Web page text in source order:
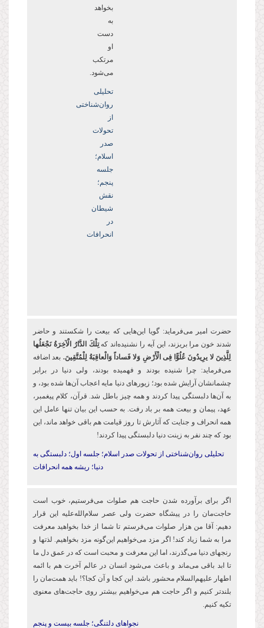
بخواهد
به
دست
او
مرتکب
میشود.
تحلیلی
روان‌شناختی
از
تحولات
صدر
اسلام؛
جلسه
پنجم؛
نقش
شیطان
در
انحرافات
حضرت امیر می‌فرماید: گویا اینهایی که بیعت را شکستند و حاضر
شدند خون مرا بریزند، این آیه را نشنیدهاند کهتِلْكَ الدَّارُ الْآخِرَةُ نَجْعَلُها
لِلَّذِینَ لا یرِیدُونَ عُلُوًّا فِی الْأَرْضِ وَلا فَساداً وَالْعاقِبَةُ لِلْمُتَّقِینَ. بعد اضافه
می‌فرماید: چرا شنیده بودند و فهمیده بودند، ولی دنیا در برابر
چشمانشان آرایش شده بود؛ زیورهای دنیا مایه اعجاب آنها شدهبود، و
به آنها دلبستگی پیدا کردند و همه چیز باطل شد. قرآن، کلام پیغمبر،
عهد، پیمان و بیعت همه بر باد رفت. به حسب این بیان تنها عامل این
همه انحراف و جنایت که آثارش تا روز قیامت هم باقی خواهد ماند، این
بود که چند نفر به زینت دنیا دلبستگی پیدا کردند!
تحلیلی روان‌شناختی از تحولات صدر اسلام؛ جلسه اول؛ دلبستگی به
دنیا؛ ریشه همه انحرافات
اگر برای برآورده شدن حاجت هم صلوات می‌فرستیم، خوب است
حاجت‌مان را در پیشگاه حضرت ولی عصر سلام‌الله‌علیه این قرار
دهیم: آقا من هزار صلوات می‌فرستم تا شما از خدا بخواهید معرفت
مرا به شما زیاد کند! اگر مزد می‌خواهیم این‌گونه مزد بخواهیم. لذتها و
رنجهای دنیا می‌گذرند، اما این معرفت و محبت است که در عمق دل ما
تا ابد باقی می‌ماند و باعث می‌شود انسان در عالم آخرت هم با ائمه
اطهار علیهم‌السلام محشور باشد. این کجا و آن کجا؟! باید همت‌مان را
بلندتر کنیم و اگر حاجت هم می‌خواهیم بیشتر روی حاجت‌های معنوی
تکیه کنیم.
نجواهای دلتنگی؛ جلسه بیست و پنجم